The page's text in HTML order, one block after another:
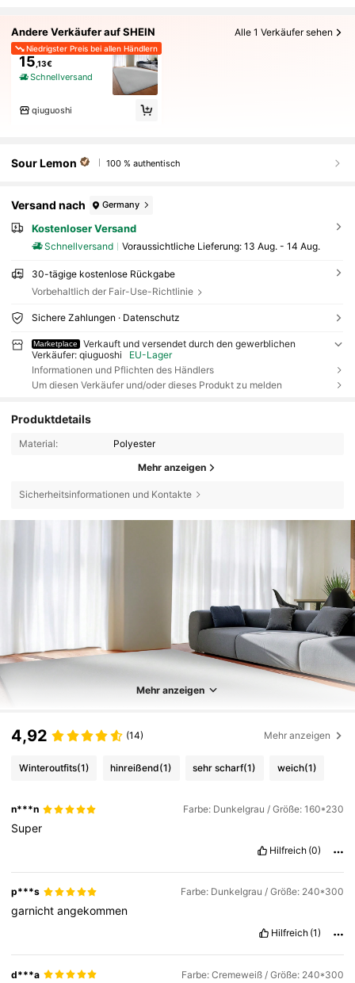
Andere Verkäufer auf SHEIN Alle 1 Verkäufer sehen
Niedrigster Preis bei allen Händlern
15 ,13€
Schnellversand
qiuguoshi
Sour Lemon 100 % authentisch
Versand nach Germany
Kostenloser Versand
Schnellversand Voraussichtliche Lieferung: 13 Aug. - 14 Aug.
30-tägige kostenlose Rückgabe
Vorbehaltlich der Fair-Use-Richtlinie
Sichere Zahlungen · Datenschutz
Marketplace
Verkauft und versendet durch den gewerblichen
Verkäufer: qiuguoshi
EU-Lager
Informationen und Pflichten des Händlers
Um diesen Verkäufer und/oder dieses Produkt zu melden
Produktdetails
Material: Polyester
Mehr anzeigen
Sicherheitsinformationen und Kontakte
Mehr anzeigen
4,92 (14) Mehr anzeigen
Winteroutfits(1) hinreißend(1) sehr scharf(1) weich(1)
n***n Farbe: Dunkelgrau / Größe: 160*230
Super
Hilfreich (0)
p***s Farbe: Dunkelgrau / Größe: 240*300
garnichtangekommen
Hilfreich (1)
d***a Farbe: Cremeweiß / Größe: 240*300